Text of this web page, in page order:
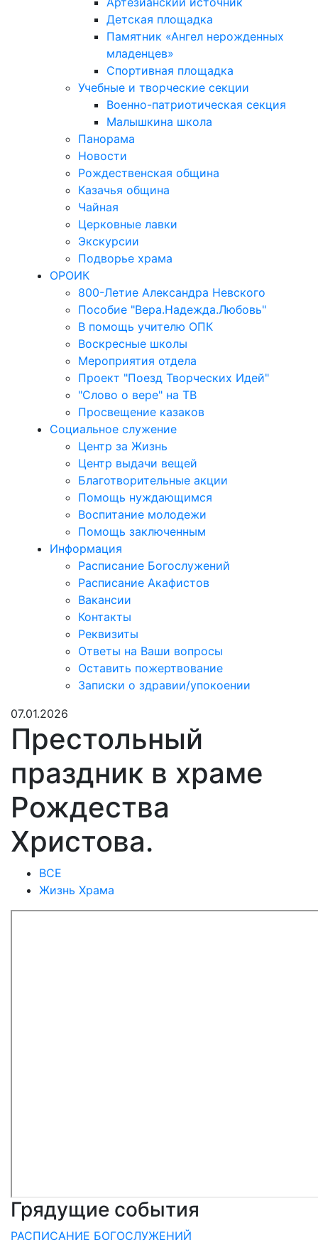
Детская площадка
Памятник «Ангел нерожденных
младенцев»
Спортивная площадка
Учебные и творческие секции
Военно-патриотическая секция
Малышкина школа
Панорама
Новости
Рождественская община
Казачья община
Чайная
Церковные лавки
Экскурсии
Подворье храма
ОРОИК
800-Летие Александра Невского
Пособие "Вера.Надежда.Любовь"
В помощь учителю ОПК
Воскресные школы
Мероприятия отдела
Проект "Поезд Творческих Идей"
"Слово о вере" на ТВ
Просвещение казаков
Социальное служение
Центр за Жизнь
Центр выдачи вещей
Благотворительные акции
Помощь нуждающимся
Воспитание молодежи
Помощь заключенным
Информация
Расписание Богослужений
Расписание Акафистов
Вакансии
Контакты
Реквизиты
Ответы на Ваши вопросы
Оставить пожертвование
Записки о здравии/упокоении
07.01.2026
Престольный
праздник в храме
Рождества
Христова.
ВСЕ
Жизнь Храма
Грядущие события
РАСПИСАНИЕ БОГОСЛУЖЕНИЙ